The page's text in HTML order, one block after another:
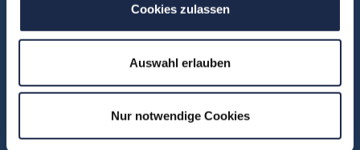
Cookies zulassen
Auswahl erlauben
Nur notwendige Cookies
WebSessions